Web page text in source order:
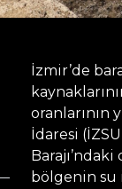
İzmir’de
oranlarının
İdaresi
bölgenin su